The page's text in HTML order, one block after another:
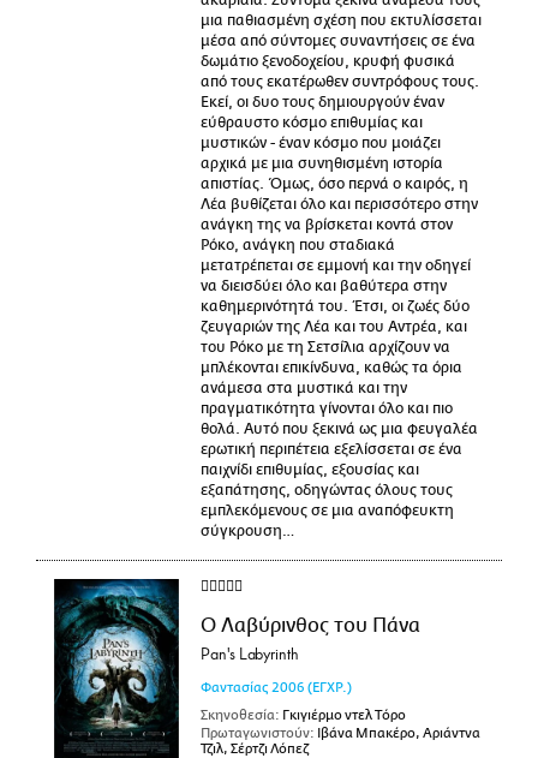
μια παθιασμένη σχέση που εκτυλίσσεται
μέσα από σύντομες συναντήσεις σε ένα
δωμάτιο ξενοδοχείου, κρυφή φυσικά
από τους εκατέρωθεν συντρόφους τους.
Εκεί, οι δυο τους δημιουργούν έναν
εύθραυστο κόσμο επιθυμίας και
μυστικών - έναν κόσμο που μοιάζει
αρχικά με μια συνηθισμένη ιστορία
απιστίας. Όμως, όσο περνά ο καιρός, η
Λέα βυθίζεται όλο και περισσότερο στην
ανάγκη της να βρίσκεται κοντά στον
Ρόκο, ανάγκη που σταδιακά
μετατρέπεται σε εμμονή και την οδηγεί
να διεισδύει όλο και βαθύτερα στην
καθημερινότητά του. Έτσι, οι ζωές δύο
ζευγαριών της Λέα και του Αντρέα, και
του Ρόκο με τη Σετσίλια αρχίζουν να
μπλέκονται επικίνδυνα, καθώς τα όρια
ανάμεσα στα μυστικά και την
πραγματικότητα γίνονται όλο και πιο
θολά. Αυτό που ξεκινά ως μια φευγαλέα
ερωτική περιπέτεια εξελίσσεται σε ένα
παιχνίδι επιθυμίας, εξουσίας και
εξαπάτησης, οδηγώντας όλους τους
εμπλεκόμενους σε μια αναπόφευκτη
σύγκρουση…
Ο Λαβύρινθος του Πάνα
Pan's Labyrinth
Φαντασίας 2006 (ΕΓΧΡ.)
Σκηνοθεσία: Γκιγιέρμο ντελ Τόρο
Πρωταγωνιστούν: Ιβάνα Μπακέρο, Αριάντνα
Τζιλ, Σέρτζι Λόπεζ